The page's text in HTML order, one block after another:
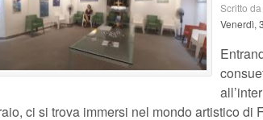
Scritto
Venerdì,
ci si trova immersi nel mondo artistico di